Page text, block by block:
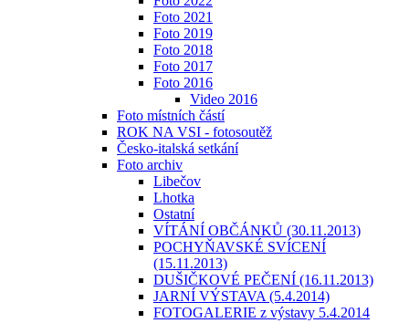
Foto 2021
Foto 2019
Foto 2018
Foto 2017
Foto 2016
Video 2016
Foto místních částí
ROK NA VSI - fotosoutěž
Česko-italská setkání
Foto archiv
Libečov
Lhotka
Ostatní
VÍTÁNÍ OBČÁNKŮ (30.11.2013)
POCHYŇAVSKÉ SVÍCENÍ
(15.11.2013)
DUŠIČKOVÉ PEČENÍ (16.11.2013)
JARNÍ VÝSTAVA (5.4.2014)
FOTOGALERIE z výstavy 5.4.2014